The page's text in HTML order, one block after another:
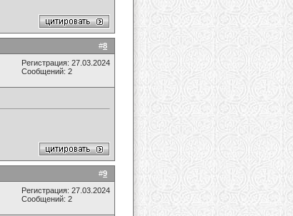
#8
Регистрация: 27.03.2024
Сообщений: 2
#9
Регистрация: 27.03.2024
Сообщений: 2